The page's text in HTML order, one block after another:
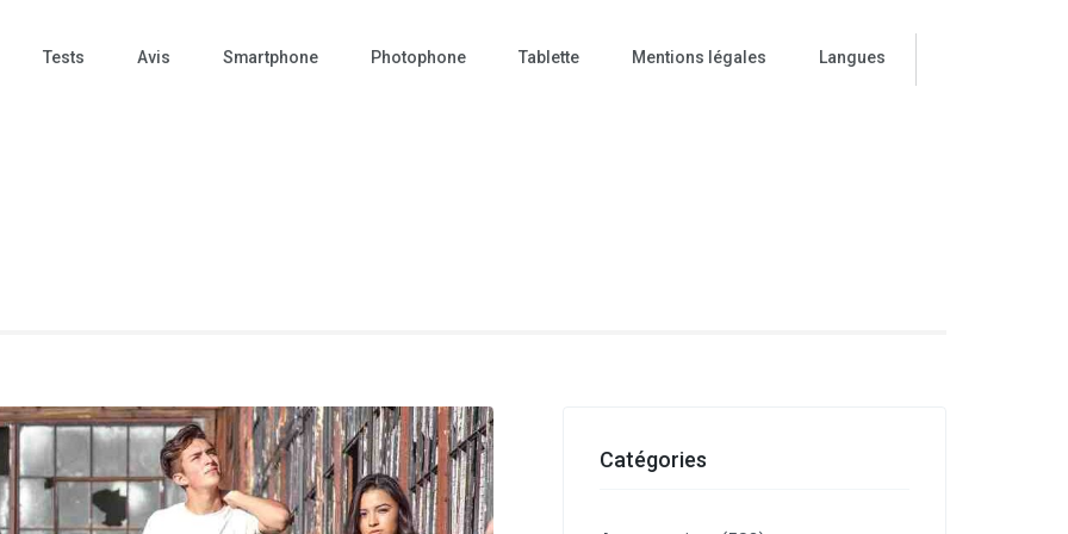
Tests Avis Smartphone Photophone Tablette Mentions légales Langues
Catégories